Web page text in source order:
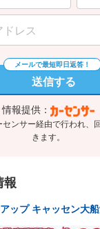
送信する
情報提供：
センサー経由で行われ、
きます。
ップ キャッセン大船